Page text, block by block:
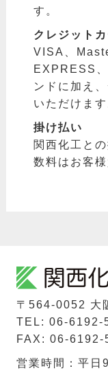
す。
クレジット
VISA、
EXPRESS
ンドに加え
いただけます
掛け払い
関西化工と
数料はお客
〒564-0052 ⼤
TEL: 06-6192-
FAX: 06-6192-
営業時間：平日